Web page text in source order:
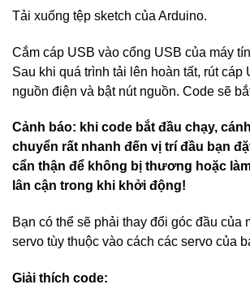
Tải xuống tệp sketch của Arduino.
Cắm cáp USB vào cổng USB của máy
Sau khi quá trình tải lên hoàn tất, rút ​​cáp
nguồn điện và bật nút nguồn. Code sẽ
Cảnh báo: khi code bắt đầu chạy,
chuyển rất nhanh đến vị trí đầu bạn
cẩn thận để không bị thương hoặc
lân cận trong khi khởi động!
Bạn có thể sẽ phải thay đổi góc đầu của
servo tùy thuộc vào cách các servo của
Giải thích code: